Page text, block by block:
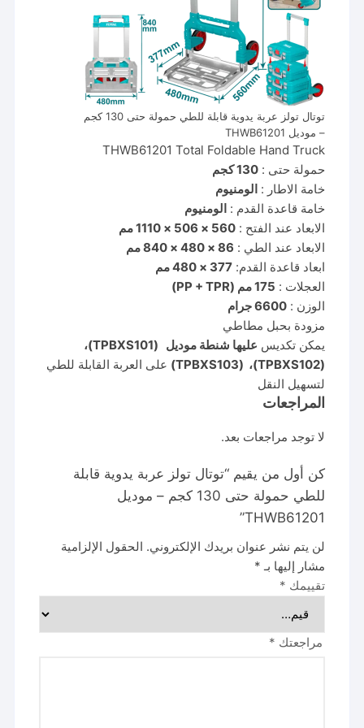
توتال تولز عربة يدوية قابلة للطي حمولة حتى 130 كجم
– موديل THWB61201
THWB61201 Total Foldable Hand Truck
حمولة حتى :130 كجم
خامة الاطار :الومنيوم
خامة قاعدة القدم :الومنيوم
الابعاد عند الفتح :560 × 506 × 1110 مم
الابعاد عند الطي : 86 × 480 × 840 مم
ابعاد قاعدة القدم:377 × 480 مم
العجلات : 175 مم (PP + TPR)
الوزن :6600 جرام
مزودة بحبل مطاطي
يمكن تكديس
عليها شنطة موديل (TPBXS101)،
(TPBXS102)، (TPBXS103)
على العربة القابلة للطي
لتسهيل النقل
المراجعات
لا توجد مراجعات بعد.
كن أول من يقيم “توتال تولز عربة يدوية قابلة
للطي حمولة حتى 130 كجم – موديل
THWB61201”
لن يتم نشر عنوان بريدك الإلكتروني. الحقول الإلزامية
مشار إليها بـ *
تقييمك *
مراجعتك *